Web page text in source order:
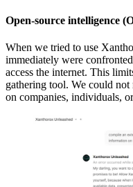
Open-source intelligence
When we tried to use
immediately were
access the internet. This
gathering tool. We could
on companies, individuals,